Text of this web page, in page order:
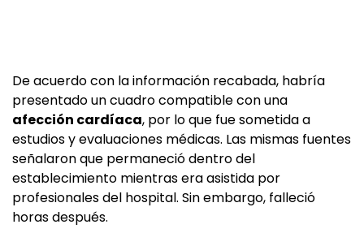
De acuerdo con la información recabada, habría
presentado un cuadro compatible con una
afección cardíaca, por lo que fue sometida a
estudios y evaluaciones médicas. Las mismas fuentes
señalaron que permaneció dentro del
establecimiento mientras era asistida por
profesionales del hospital. Sin embargo, falleció
horas después.